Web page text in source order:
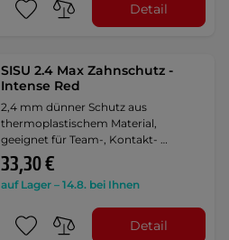
Detail
SISU 2.4 Max Zahnschutz -
Intense Red
2,4 mm dünner Schutz aus
thermoplastischem Material,
geeignet für Team-, Kontakt- …
33,30 €
auf Lager – 14.8. bei Ihnen
Detail